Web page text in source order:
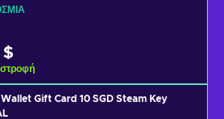
$
Gift Card 10 SGD Steam Key